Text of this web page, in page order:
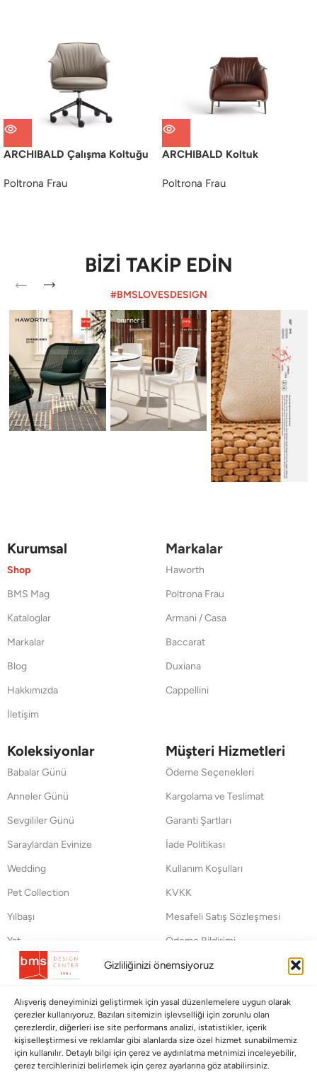
Gizliliğinizi önemsiyoruz
Alışveriş deneyiminizi geliştirmek için yasal düzenlemelere uygun olarak
çerezler kullanıyoruz. Bazıları sitemizin işlevselliği için zorunlu olan
çerezlerdir, diğerleri ise site performans analizi, istatistikler, içerik
kişiselleştirmesi ve reklamlar gibi alanlarda size özel hizmet sunabilmemiz
için kullanılır. Detaylı bilgi için çerez ve aydınlatma metnimizi inceleyebilir,
çerez tercihlerinizi belirlemek için çerez ayarlarına göz atabilirsiniz.
ARCHIBALD Çalışma Koltuğu
Poltrona Frau
ARCHIBALD Koltuk
Poltrona Frau
BİZİ TAKİP EDİN
#BMSLOVESDESIGN
Kurumsal
Shop
BMS Mag
Kataloglar
Markalar
Blog
Hakkımızda
İletişim
Markalar
Haworth
Poltrona Frau
Armani / Casa
Baccarat
Duxiana
Cappellini
Koleksiyonlar
Babalar Günü
Anneler Günü
Sevgililer Günü
Saraylardan Evinize
Wedding
Pet Collection
Yılbaşı
Yat
Müşteri Hizmetleri
Ödeme Seçenekleri
Kargolama ve Teslimat
Garanti Şartları
İade Politikası
Kullanım Koşulları
KVKK
Mesafeli Satış Sözleşmesi
Ödeme Bildirimi
Hata Bildirim Formu
BÜLTENİMİZE ABONE OLUN
Kayıt olun ve fırsatlardan ilk siz yararlanın!
Bültenimize Abone Olun